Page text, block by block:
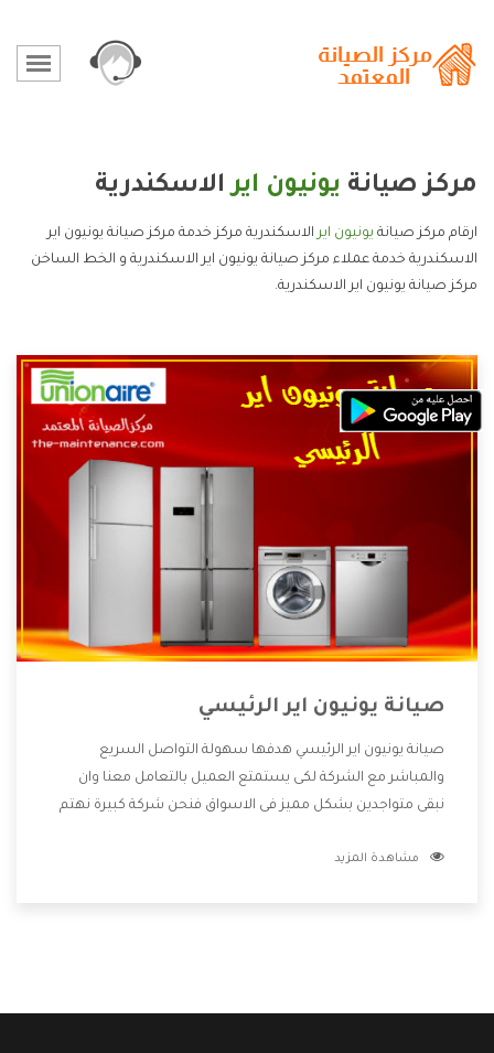
مركز صيانة يونيون ايرالاسكندرية
ارقام مركز صيانة يونيون ايرالاسكندرية مركز خدمة مركز صيانة يونيون اير
الاسكندرية خدمة عملاء مركز صيانة يونيون اير الاسكندرية و الخط الساخن
مركز صيانة يونيون اير الاسكندرية.
صيانة يونيون اير الرئيسي
صيانة يونيون اير الرئيسي هدفها سهولة التواصل السريع
والمباشر مع الشركة لكى يستمتع العميل بالتعامل معنا وان
نبقى متواجدين بشكل مميز فى الاسواق فنحن شركة كبيرة نهتم
الشركة بها والتى تكون منها خدمة الصيانة التى تكون من أهم
مشاهدة المزيد